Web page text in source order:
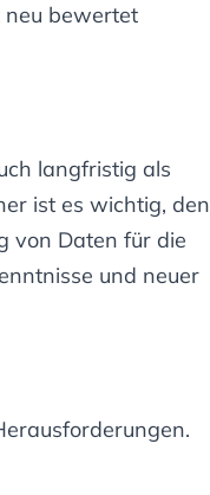
neu bewertet
langfristig als
ist es wichtig, den
von Daten für die
und neuer